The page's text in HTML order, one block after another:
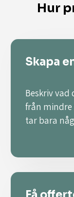
Hur
Skapa
Beskriv
från
tar bara